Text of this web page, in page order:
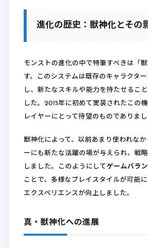
進化の歴史：獣神化とその
モンストの進化の中で特筆すべきは「
す。このシステムは既存のキャラクタ
し、新たなスキルや能力を持たせるこ
した。2015年に初めて実装されたこの
レイヤーにとって待望のものでありまし
獣神化によって、以前あまり使われなか
ーにも新たな活躍の場が与えられ、戦
しました。このようにしてゲームバラ
ことで、多様なプレイスタイルが可能
エクスペリエンスが向上しました。
真・獣神化への進展